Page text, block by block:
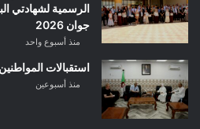
الرسمية لشهادتي
جوان 2026
منذ أسبوع واحد
استقبالات
منذ أسبوعين